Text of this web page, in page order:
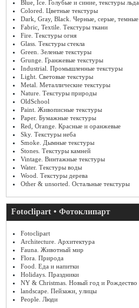
Blue, Ice. Голубые и синие, текстуры льда
Colored. Цветные текстуры
Dark, Gray, Black. Черные, серые, темные
Fabric, Textile. Текстуры ткани
Fire. Текстуры огня
Glass. Текстуры стекла
Green. Зеленые текстуры
Grunge. Гранжевые текстуры
Industrial. Промышленные текстуры
Light. Световые текстуры
Metal. Металлические текстуры
Nature. Текстуры природы
OldSchool
Paint. Живописные текстуры
Paper. Бумажные текстуры
Red, Orange. Красные и оранжевые
Sky. Текстуры неба
Smoke. Дымные текстуры
Stones. Текстуры камней
Vintage. Винтажные текстуры
Water. Текстуры воды
Wood. Текстуры дерева
Other & unsorted. Остальные текстуры
Fotoclipart • Фотоклипарт
Fotoclipart
Architecture. Архитектура
Fauna. Животный мир
Flora. Природа
Food. Еда и напитки
Holidays. Праздники
NY & Christmas. Новый год и Рождество
landscape. Пейзажи, улицы
People. Люди